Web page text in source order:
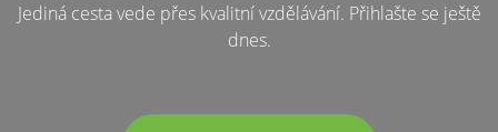
Jediná cesta vede přes kvalitní vzdělávání. Přihlašte se ještě
dnes.